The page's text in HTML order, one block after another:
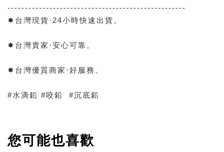
---------------------------------------------------
✸台灣現貨‧24小時快速出貨。
✸台灣賣家‧安心可靠。
✸台灣優質商家‧好服務。
#水滴鉛 #咬鉛 #沉底鉛
您可能也喜歡